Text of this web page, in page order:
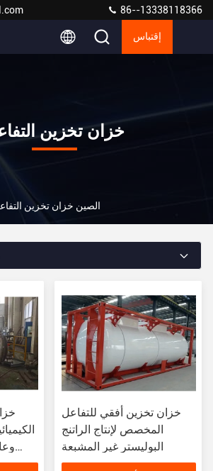
86--13338118366
إقتباس
خزان تخزين
الصين خزان تخزين
خزان تخزين أفقي للتفاعل
المخصص لإنتاج الراتنج
البوليستر غير المشبعة